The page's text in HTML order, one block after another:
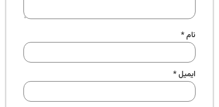
نام*
ایمیل*